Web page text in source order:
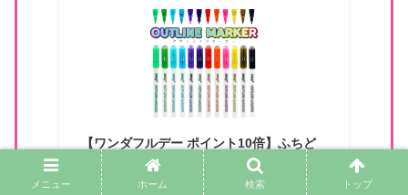
【ワンダフルデー ポイント10倍】ふちど
り風文字が書ける アウトラインペン 12色
セット magi 内枠 メタリック仕様 メタリ
メニュー ホーム 検索 トップ